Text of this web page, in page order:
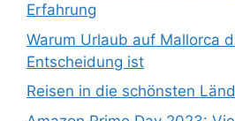
Erfahrung
Warum Urlaub auf Mallorca
Entscheidung ist
Reisen in die schönsten